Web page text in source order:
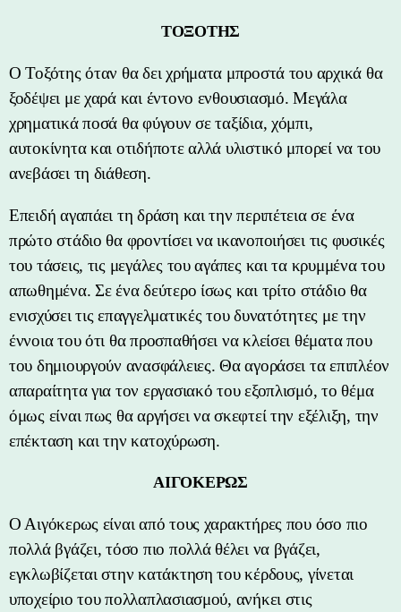
ΤΟΞΟΤΗΣ
Ο Τοξότης όταν θα δει χρήματα μπροστά του αρχικά θα
ξοδέψει με χαρά και έντονο ενθουσιασμό. Μεγάλα
χρηματικά ποσά θα φύγουν σε ταξίδια, χόμπι,
αυτοκίνητα και οτιδήποτε αλλά υλιστικό μπορεί να του
ανεβάσει τη διάθεση.
Επειδή αγαπάει τη δράση και την περιπέτεια σε ένα
πρώτο στάδιο θα φροντίσει να ικανοποιήσει τις φυσικές
του τάσεις, τις μεγάλες του αγάπες και τα κρυμμένα του
απωθημένα. Σε ένα δεύτερο ίσως και τρίτο στάδιο θα
ενισχύσει τις επαγγελματικές του δυνατότητες με την
έννοια του ότι θα προσπαθήσει να κλείσει θέματα που
του δημιουργούν ανασφάλειες. Θα αγοράσει τα επιπλέον
απαραίτητα για τον εργασιακό του εξοπλισμό, το θέμα
όμως είναι πως θα αργήσει να σκεφτεί την εξέλιξη, την
επέκταση και την κατοχύρωση.
ΑΙΓΟΚΕΡΩΣ
Ο Αιγόκερως είναι από τους χαρακτήρες που όσο πιο
πολλά βγάζει, τόσο πιο πολλά θέλει να βγάζει,
εγκλωβίζεται στην κατάκτηση του κέρδους, γίνεται
υποχείριο του πολλαπλασιασμού, ανήκει στις